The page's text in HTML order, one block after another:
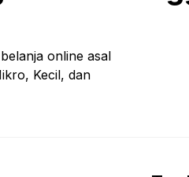
online asal
Kecil, dan